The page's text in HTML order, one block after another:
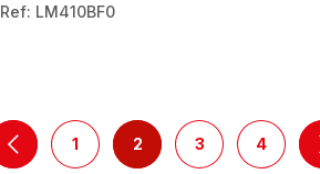
Ref: LM410BF0
navigation.pagination.actions.prev
1-
2
-
3
-
4
-